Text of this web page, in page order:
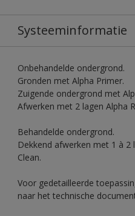
Systeeminformatie
Onbehandelde ondergrond.
Gronden met Alpha Primer.
Zuigende ondergrond met
Afwerken met 2 lagen Alpha
Behandelde ondergrond.
Dekkend afwerken met 1 à 2
Clean.
Voor gedetailleerde
naar het technische